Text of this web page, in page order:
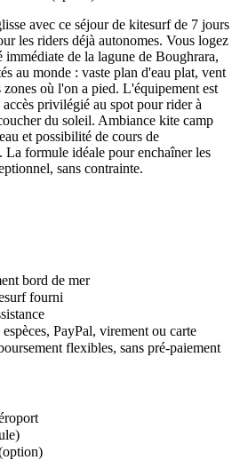
avec ce séjour de kitesurf de 7 jours
les riders déjà autonomes. Vous logez
de la lagune de Boughrara,
au monde : vaste plan d'eau plat, vent
où l'on a pied. L'équipement est
privilégié au spot pour rider à
du soleil. Ambiance kite camp
et possibilité de cours de
La formule idéale pour enchaîner les
sans contrainte.
bord de mer
fourni
PayPal, virement ou carte
flexibles, sans pré-paiement